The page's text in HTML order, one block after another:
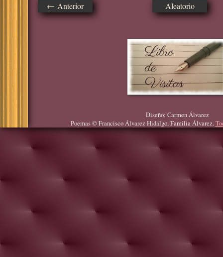
← Anterior Aleatorio
Diseño: Carmen Álvarez
Poemas © Francisco Álvarez Hidalgo, Familia Álvarez.